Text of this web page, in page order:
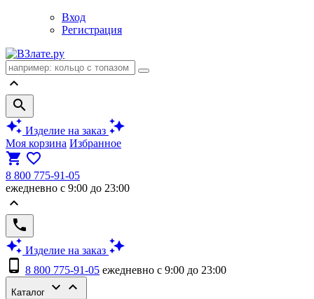
Вход
Регистрация
keyboard_arrow_up
search
auto_awesome Изделие на заказ auto_awesome
Моя корзина Избранное
shopping_cart favorite_border
8 800 775-91-05
ежедневно с 9:00 до 23:00
keyboard_arrow_up
phone
auto_awesome Изделие на заказ auto_awesome
phone_android 8 800 775-91-05 ежедневно с 9:00 до 23:00
Каталог keyboard_arrow_down keyboard_arrow_up